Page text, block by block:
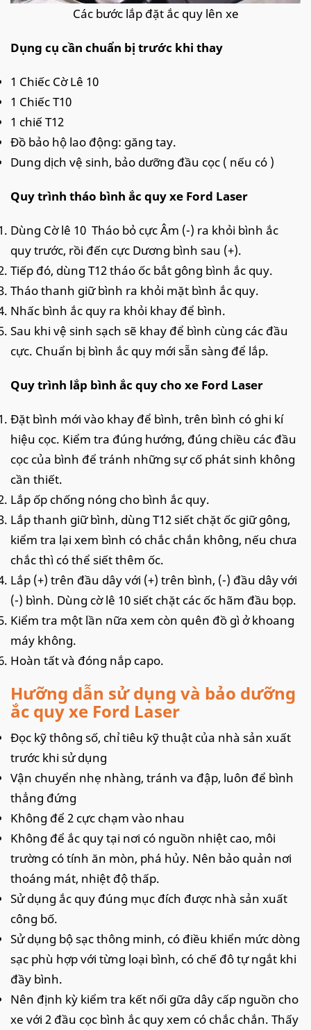
Các bước lắp đặt ắc quy lên xe
Dụng cụ cần chuẩn bị trước khi thay
1 Chiếc Cờ Lê 10
1 Chiếc T10
1 chiế T12
Đồ bảo hộ lao động: găng tay.
Dung dịch vệ sinh, bảo dưỡng đầu cọc ( nếu có )
Quy trình tháo bình ắc quy xe Ford Laser
Dùng Cờ lê 10 Tháo bỏ cực Âm (-) ra khỏi bình ắc
quy trước, rồi đến cực Dương bình sau (+).
Tiếp đó, dùng T12 tháo ốc bắt gông bình ắc quy.
Tháo thanh giữ bình ra khỏi mặt bình ắc quy.
Nhấc bình ắc quy ra khỏi khay để bình.
Sau khi vệ sinh sạch sẽ khay để bình cùng các đầu
cực. Chuẩn bị bình ắc quy mới sẵn sàng để lắp.
Quy trình lắp bình ắc quy cho xe Ford Laser
Đặt bình mới vào khay để bình, trên bình có ghi kí
hiệu cọc. Kiểm tra đúng hướng, đúng chiều các đầu
cọc của bình để tránh những sự cố phát sinh không
cần thiết.
Lắp ốp chống nóng cho bình ắc quy.
Lắp thanh giữ bình, dùng T12 siết chặt ốc giữ gông,
kiểm tra lại xem bình có chắc chắn không, nếu chưa
chắc thì có thể siết thêm ốc.
Lắp (+) trên đầu dây với (+) trên bình, (-) đầu dây với
(-) bình. Dùng cờ lê 10 siết chặt các ốc hãm đầu bọp.
Kiểm tra một lần nữa xem còn quên đồ gì ở khoang
máy không.
Hoàn tất và đóng nắp capo.
Hưỡng dẫn sử dụng và bảo dưỡng
ắc quy xe Ford Laser
Đọc kỹ thông số, chỉ tiêu kỹ thuật của nhà sản xuất
trước khi sử dụng
Vận chuyển nhẹ nhàng, tránh va đập, luôn để bình
thẳng đứng
Không để 2 cực chạm vào nhau
Không để ắc quy tại nơi có nguồn nhiệt cao, môi
trường có tính ăn mòn, phá hủy. Nên bảo quản nơi
thoáng mát, nhiệt độ thấp.
Sử dụng ắc quy đúng mục đích được nhà sản xuất
công bố.
Sử dụng bộ sạc thông minh, có điều khiển mức dòng
sạc phù hợp với từng loại bình, có chế đô tự ngắt khi
đầy bình.
Nên định kỳ kiểm tra kết nối gữa dây cấp nguồn cho
xe với 2 đầu cọc bình ắc quy xem có chắc chắn. Thấy